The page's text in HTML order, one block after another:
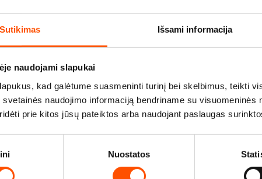
Sutikimas Išsami informacija
naudojami slapukai
kad galėtume suasmeninti turinį bei skelbimus, teikti
svetainės naudojimo informaciją bendriname su
prie kitos jūsų pateiktos arba naudojant paslaugas
Nuostatos